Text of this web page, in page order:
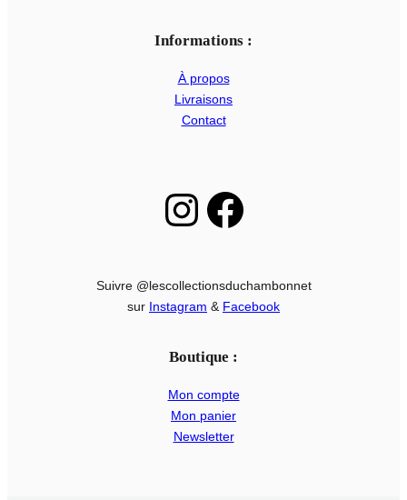
Informations :
À propos
Livraisons
Contact
Instagram Facebook
Suivre @lescollectionsduchambonnet
sur Instagram & Facebook
Boutique :
Mon compte
Mon panier
Newsletter